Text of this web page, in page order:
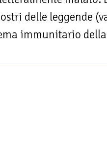
delle leggende
immunitario della